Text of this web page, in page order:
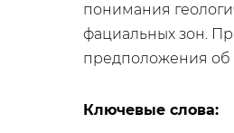
понимания
фациальных зон.
предположения об
Ключевые слова: